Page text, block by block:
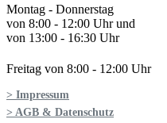
Montag - Donnerstag
von 8:00 - 12:00 Uhr und
von 13:00 - 16:30 Uhr
Freitag von 8:00 - 12:00 Uhr
> Impressum
> AGB & Datenschutz